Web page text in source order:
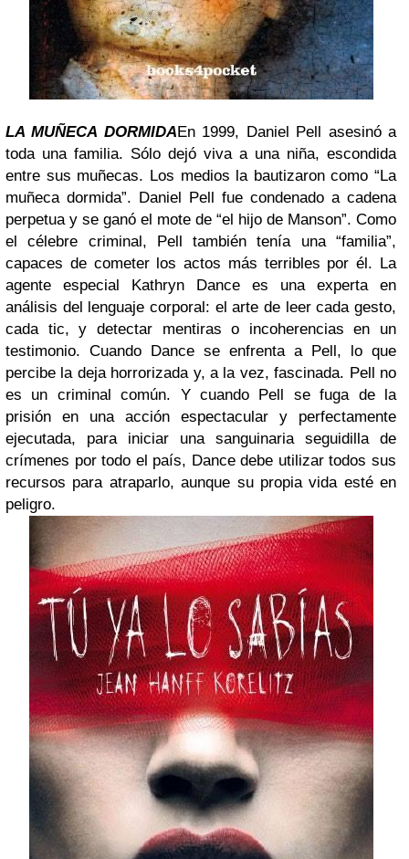
LA MUÑECA DORMIDAEn 1999, Daniel Pell asesinó a
toda una familia. Sólo dejó viva a una niña, escondida
entre sus muñecas. Los medios la bautizaron como “La
muñeca dormida”. Daniel Pell fue condenado a cadena
perpetua y se ganó el mote de “el hijo de Manson”. Como
el célebre criminal, Pell también tenía una “familia”,
capaces de cometer los actos más terribles por él. La
agente especial Kathryn Dance es una expertaen
análisis del lenguaje corporal: el arte de leer cada gesto,
cada tic, y detectar mentiras o incoherencias en un
testimonio. Cuando Dance se enfrenta a Pell, lo que
percibe la deja horrorizada y, a la vez, fascinada. Pell no
es un criminal común. Y cuando Pell se fuga de la
prisión en una acción espectacular y perfectamente
ejecutada, para iniciar una sanguinaria seguidilla de
crímenes por todo el país, Dance debe utilizar todos sus
recursos para atraparlo, aunque su propia vida esté en
peligro.